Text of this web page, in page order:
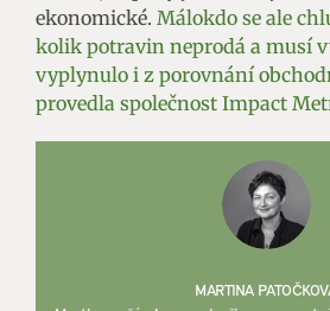
ekonomické. Málokdo se ale
kolik potravin neprodá a musí
vyplynulo i z porovnání
provedla společnost Impact
MARTINA